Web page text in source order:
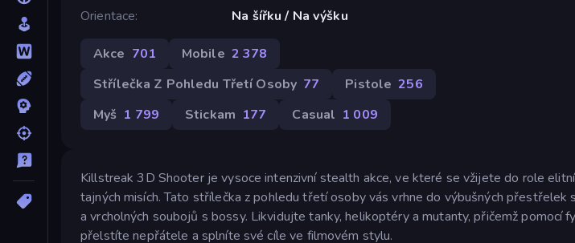
Orientace
Na šířku / Na výšku
Akce 701 Mobile 2 378
Střílečka Z Pohledu Třetí Osoby 77 Pistole 256
Myš 1 799 Stickam 177 Casual 1 009
Killstreak 3D Shooter je vysoce intenzivní stealth akce, ve které se vžijete do role
tajných misích. Tato střílečka z pohledu třetí osoby vás vrhne do výbušných přestřelek
a vrcholných soubojů s bossy. Likvidujte tanky, helikoptéry a mutanty, přičemž pomocí
přelstíte nepřátele a splníte své cíle ve filmovém stylu.